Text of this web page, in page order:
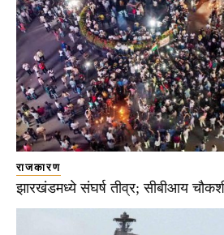
राजकारण
झारखंडमध्ये संघर्ष तीव्र; सीबीआय